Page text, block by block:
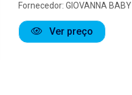
Fornecedor: GIOVANNA BABY
Ver preço